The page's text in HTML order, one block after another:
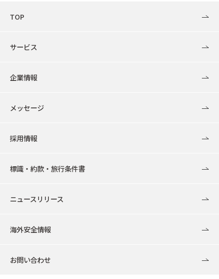
TOP
サービス
企業情報
メッセージ
採用情報
標識・約款・旅行条件書
ニュースリリース
海外安全情報
お問い合わせ